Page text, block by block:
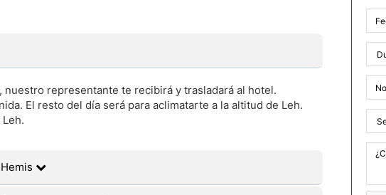
nuestro representante te recibirá y trasladará al hotel.
El resto del día será para aclimatarte a la altitud de Leh.